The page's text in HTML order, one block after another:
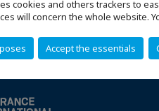
cookies and others trackers to
will concern the whole website.
Accept the essentials